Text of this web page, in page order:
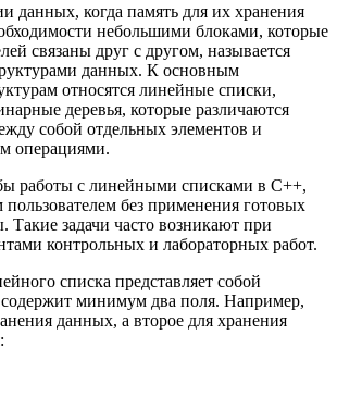
данных, когда память для их хранения
небольшими блоками, которые
связаны друг с другом, называется
данных. К основным
относятся линейные списки,
деревья, которые различаются
собой отдельных элементов и
операциями.
работы с линейными списками в С++,
без применения готовых
Такие задачи часто возникают при
контрольных и лабораторных работ.
списка представляет собой
содержит минимум два поля. Например,
данных, а второе для хранения